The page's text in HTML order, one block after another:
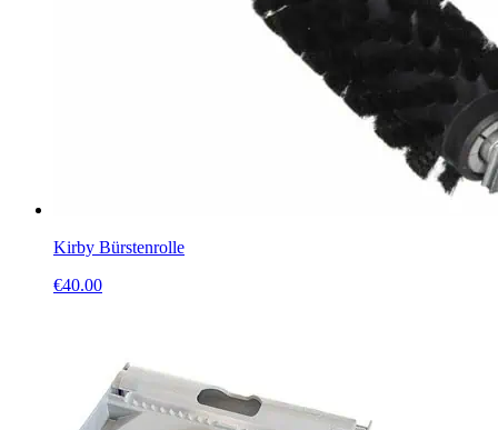
Kirby Bürstenrolle
€40.00